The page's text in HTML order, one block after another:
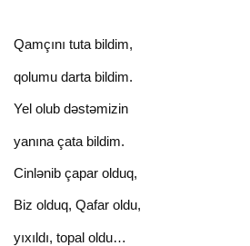
Qamçını tuta bildim,
qolumu darta bildim.
Yel olub dəstəmizin
yanına çata bildim.
Cinlənib çapar olduq,
Biz olduq, Qafar oldu,
yıxıldı, topal oldu…